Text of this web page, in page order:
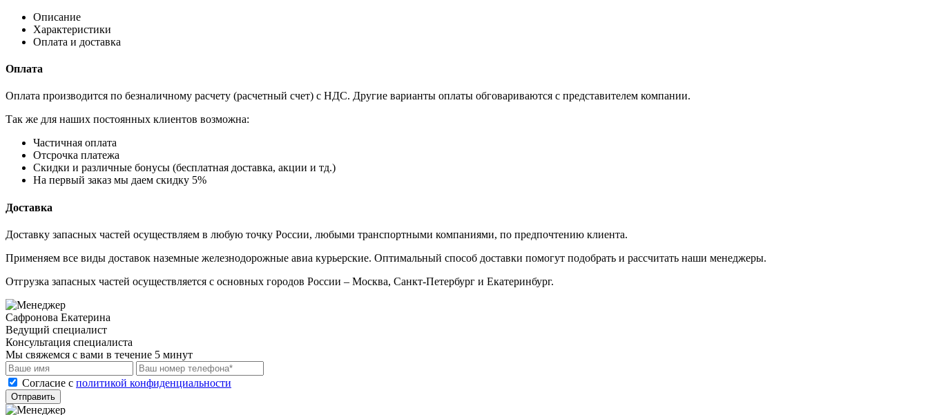
Описание
Характеристики
Оплата и доставка
Оплата
Оплата производится по безналичному расчету (расчетный счет) с НДС. Другие варианты оплаты обговариваются с представителем компании.
Так же для наших постоянных клиентов возможна:
Частичная оплата
Отсрочка платежа
Cкидки и различные бонусы (бесплатная доставка, акции и тд.)
На первый заказ мы даем скидку 5%
Доставка
Доставку запасных частей осуществляем в любую точку России, любыми транспортными компаниями, по предпочтению клиента.
Применяем все виды доставок наземные железнодорожные авиа курьерские. Оптимальный способ доставки помогут подобрать и рассчитать наши менеджеры.
Отгрузка запасных частей осуществляется с основных городов России – Москва, Санкт-Петербург и Екатеринбург.
Сафронова Екатерина
Ведущий специалист
Консультация специалиста
Мы свяжемся с вами в течение 5 минут
Cогласие с политикой конфиденциальности
Отправить